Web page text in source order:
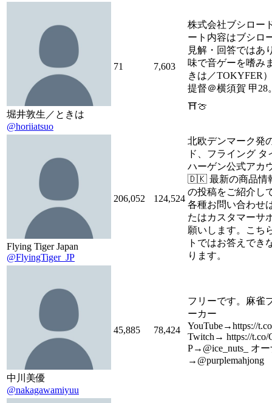
堀井敦生／ときは
@horiiatsuo
71 7,603
株式会社ブシロー
ート内容はブシロ
見解・回答ではあ
味で音ゲーを嗜み
きは／TOKYFER
提督＠横須賀 甲28
⛩🍈
Flying Tiger Japan
@FlyingTiger_JP
206,052 124,524
北欧デンマーク発
ド、フライング タ
ハーゲン公式アカ
🇩🇰 最新の商品情
の投稿をご紹介し
各種お問い合わせ
たはカスタマーサ
願いします。こち
トではお答えでき
ります。
中川美優
@nakagawamiyuu
45,885 78,424
フリーです。麻雀
ーカー
YouTube→https://
Twitch→ https://t.co/
P→@ice_nuts_ オ
→@purplemahjong